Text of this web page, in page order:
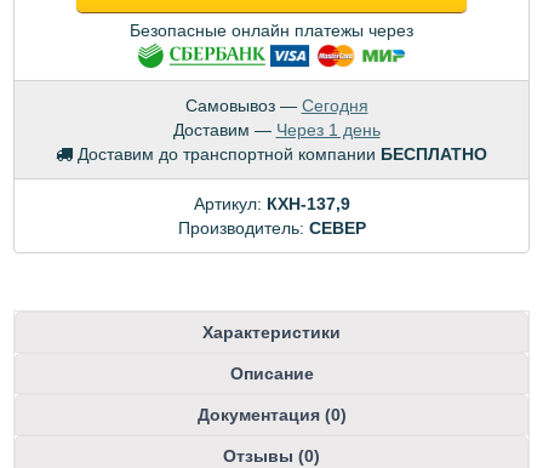
Безопасные онлайн платежы через
Самовывоз — Сегодня
Доставим — Через 1 день
Доставим до транспортной компании БЕСПЛАТНО
Артикул: КХН-137,9
Производитель: CEBEP
Характеристики
Описание
Документация (0)
Отзывы (0)